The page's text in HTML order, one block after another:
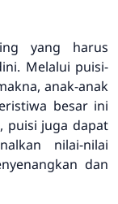
yang harus
Melalui puisi-
anak-anak
besar ini
puisi juga dapat
nilai-nilai
dan